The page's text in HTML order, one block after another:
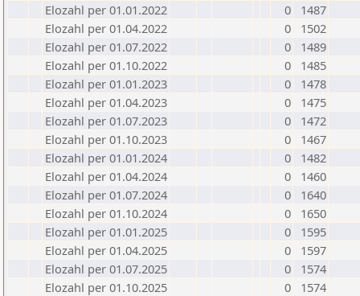
Elozahl per 01.01.2022
0
1487
Elozahl per 01.04.2022
0
1502
Elozahl per 01.07.2022
0
1489
Elozahl per 01.10.2022
0
1485
Elozahl per 01.01.2023
0
1478
Elozahl per 01.04.2023
0
1475
Elozahl per 01.07.2023
0
1472
Elozahl per 01.10.2023
0
1467
Elozahl per 01.01.2024
0
1482
Elozahl per 01.04.2024
0
1460
Elozahl per 01.07.2024
0
1640
Elozahl per 01.10.2024
0
1650
Elozahl per 01.01.2025
0
1595
Elozahl per 01.04.2025
0
1597
Elozahl per 01.07.2025
0
1574
Elozahl per 01.10.2025
0
1574